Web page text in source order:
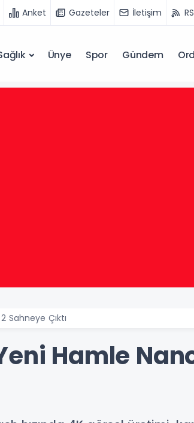
Anket Gazeteler İletişim
Ünye Spor Gündem
Sahneye Çıktı
Hamle